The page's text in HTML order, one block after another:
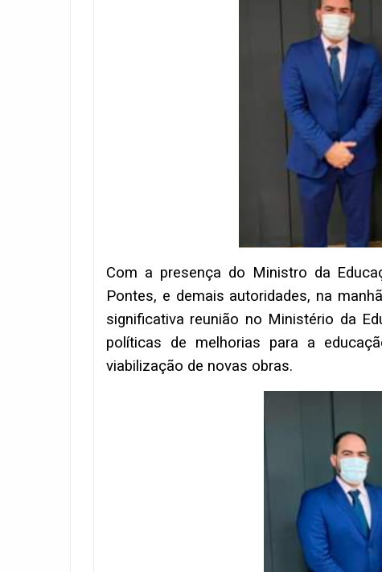
Com a presença do Ministro da
Pontes, e demais autoridades, na
significativa reunião no Ministério da
políticas de melhorias para a
viabilização de novas obras.